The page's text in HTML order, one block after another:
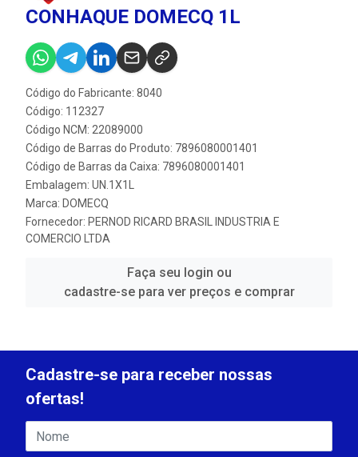
CONHAQUE DOMECQ 1L
Código do Fabricante: 8040
Código: 112327
Código NCM: 22089000
Código de Barras do Produto: 7896080001401
Código de Barras da Caixa: 7896080001401
Embalagem: UN.1X1L
Marca: DOMECQ
Fornecedor: PERNOD RICARD BRASIL INDUSTRIA E
COMERCIO LTDA
Faça seu login ou
cadastre-se para ver preços e comprar
Cadastre-se para receber nossas
ofertas!